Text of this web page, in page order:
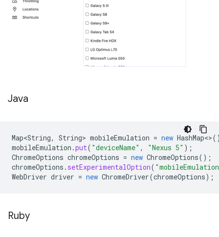
Java
Map<String, String> mobileEmulation = new HashMap<>
mobileEmulation .put( "deviceName" , "Nexus 5" );
ChromeOptions chromeOptions = new ChromeOptions();
chromeOptions . setExperimentalOption(
WebDriver driver = new ChromeDriver(chromeOptions);
Ruby